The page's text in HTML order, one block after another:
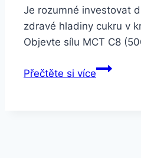
Je rozumné investovat
zdravé hladiny cukru v
Objevte sílu MCT C8
Přečtěte si víceBalíček